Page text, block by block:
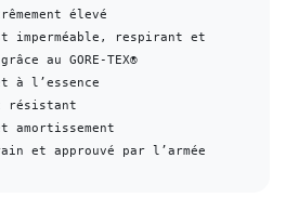
élevé
imperméable, respirant et
au GORE-TEX®
à l’essence
résistant
amortissement
et approuvé par l’armée